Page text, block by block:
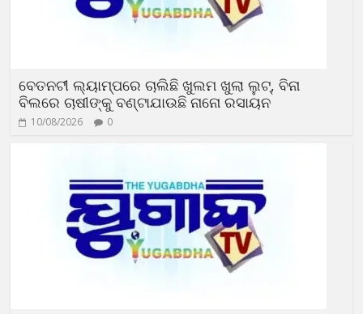
ବେତନଟୀ ଲ୍ୟାମ୍ପରେ ଚାଲିଛି ଖୁଲମ ଖୁଲା ଲୁଟ୍, ବିନା
ବିଲରେ ଚାଷୀଙ୍କୁ ବଣ୍ଟାଯାଉଛି ନାନୋ ରସାୟନ
10/08/2026 0